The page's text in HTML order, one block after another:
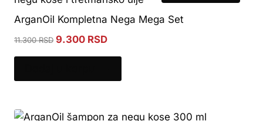
ArganOil Kompletna Nega Mega Set
11.300RSD Original
9.300 RSDCurrent
9.300 RSD.